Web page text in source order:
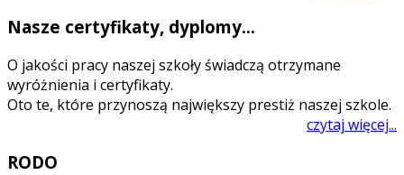
Nasze certyfikaty, dyplomy...
O jakości pracy naszej szkoły świadczą otrzymane
wyróżnienia i certyfikaty.
Oto te, które przynoszą największy prestiż naszej szkole.
czytaj więcej...
RODO